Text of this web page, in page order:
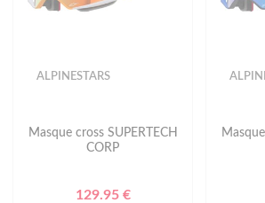
ALPINESTARS
Masque cross SUPERTECH
CORP
129.95 €